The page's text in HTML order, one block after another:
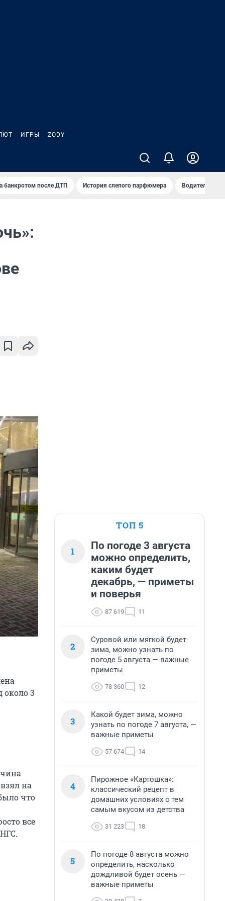
ИГРЫ ZODY
банкротом после ДТП История слепого парфюмера Водители
около 3
на
что
все
ТОП 5
1
По погоде 3 августа
можно определить,
каким будет
декабрь, — приметы
и поверья
87 619 11
2
Суровой или мягкой будет
зима, можно узнать по
погоде 5 августа — важные
приметы
78 360 12
3
Какой будет зима, можно
узнать по погоде 7 августа, —
важные приметы
57 674 14
4
Пирожное «Картошка»:
классический рецепт в
домашних условиях с тем
самым вкусом из детства
31 223 18
5
По погоде 8 августа можно
определить, насколько
дождливой будет осень —
важные приметы